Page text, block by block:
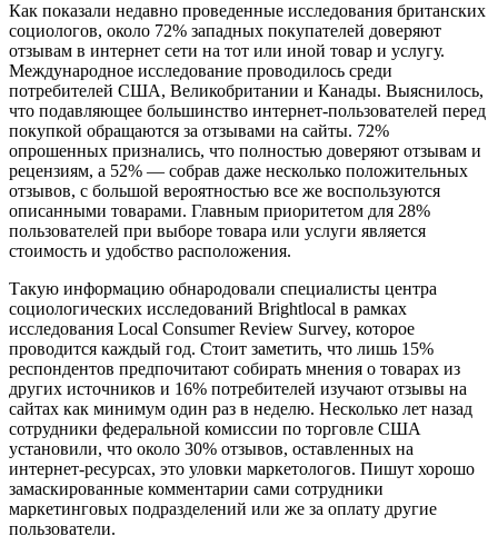
Как показали недавно проведенные исследования британских
социологов, около 72% западных покупателей доверяют
отзывам в интернет сети на тот или иной товар и услугу.
Международное исследование проводилось среди
потребителей США, Великобритании и Канады. Выяснилось,
что подавляющее большинство интернет-пользователей перед
покупкой обращаются за отзывами на сайты. 72%
опрошенных признались, что полностью доверяют отзывам и
рецензиям, а 52% — собрав даже несколько положительных
отзывов, с большой вероятностью все же воспользуются
описанными товарами. Главным приоритетом для 28%
пользователей при выборе товара или услуги является
стоимость и удобство расположения.
Такую информацию обнародовали специалисты центра
социологических исследований Brightlocal в рамках
исследования Local Consumer Review Survey, которое
проводится каждый год. Стоит заметить, что лишь 15%
респондентов предпочитают собирать мнения о товарах из
других источников и 16% потребителей изучают отзывы на
сайтах как минимум один раз в неделю. Несколько лет назад
сотрудники федеральной комиссии по торговле США
установили, что около 30% отзывов, оставленных на
интернет-ресурсах, это уловки маркетологов. Пишут хорошо
замаскированные комментарии сами сотрудники
маркетинговых подразделений или же за оплату другие
пользователи.